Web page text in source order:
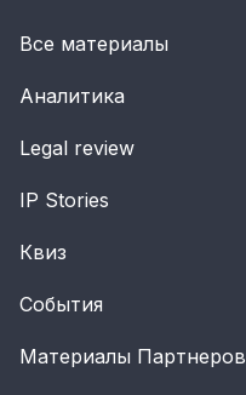
Все материалы
Аналитика
Legal review
IP Stories
Квиз
События
Материалы Партнеров